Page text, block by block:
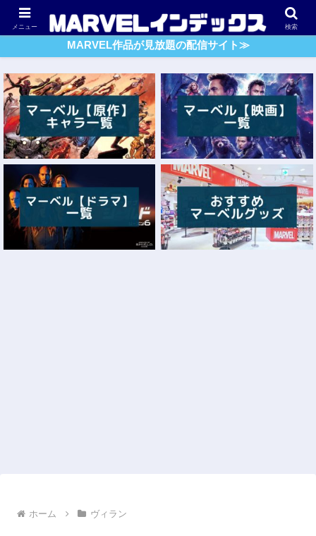
アベンジャーズ スパイダーマン ガーディアンズ・O・G
MARVEL作品が見放題の配信サイト≫
ホーム ヴィラン
メニュー 検索